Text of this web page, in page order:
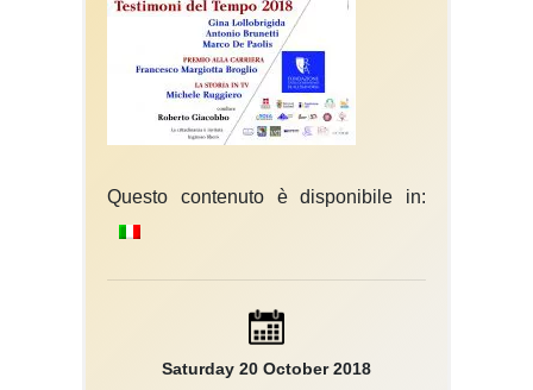
Questo contenuto è disponibile in:
Saturday 20 October 2018